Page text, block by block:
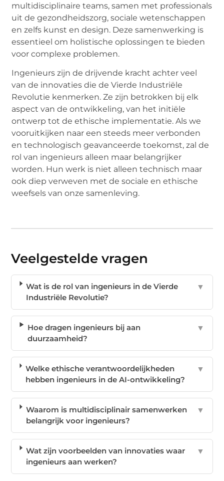
multidisciplinaire teams, samen met professionals
uit de gezondheidszorg, sociale wetenschappen
en zelfs kunst en design. Deze samenwerking is
essentieel om holistische oplossingen te bieden
voor complexe problemen.
Ingenieurs zijn de drijvende kracht achter veel
van de innovaties die de Vierde Industriële
Revolutie kenmerken. Ze zijn betrokken bij elk
aspect van de ontwikkeling, van het initiële
ontwerp tot de ethische implementatie. Als we
vooruitkijken naar een steeds meer verbonden
en technologisch geavanceerde toekomst, zal de
rol van ingenieurs alleen maar belangrijker
worden. Hun werk is niet alleen technisch maar
ook diep verweven met de sociale en ethische
weefsels van onze samenleving.
Veelgestelde vragen
Wat is de rol van ingenieurs in de Vierde
Industriële Revolutie?
▼
Hoe dragen ingenieurs bij aan
duurzaamheid?
▼
Welke ethische verantwoordelijkheden
hebben ingenieurs in de AI-ontwikkeling?
▼
Waarom is multidisciplinair samenwerken
belangrijk voor ingenieurs?
▼
Wat zijn voorbeelden van innovaties waar
ingenieurs aan werken?
▼